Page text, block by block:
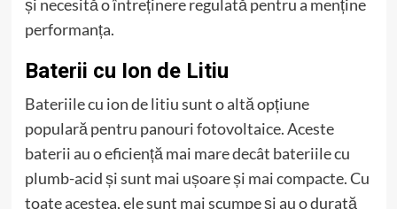
și necesită o întreținere regulată pentru a menține
performanța.
Baterii cu Ion de Litiu
Bateriile cu ion de litiu sunt o altă opțiune
populară pentru panouri fotovoltaice. Aceste
baterii au o eficiență mai mare decât bateriile cu
plumb-acid și sunt mai ușoare și mai compacte. Cu
toate acestea, ele sunt mai scumpe și au o durată